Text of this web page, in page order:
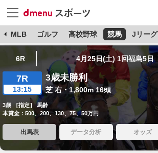
MLB ゴルフ 高校野球 競馬 Jリーグ
6R 4月25日(土) 1回福島5日
7R
13:15
3歳未勝利
芝 右・1,800m 16頭
3歳 ［指定］ 馬齢
本賞金：500、200、130、75、50万円
出馬表 データ分析 オッズ